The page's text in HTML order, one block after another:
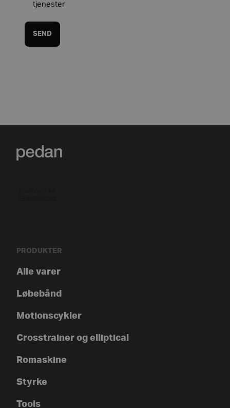
tjenester
PRODUKTER
Alle varer
Løbebånd
Motionscykler
Crosstrainer og elliptical
Romaskine
Styrke
Tools